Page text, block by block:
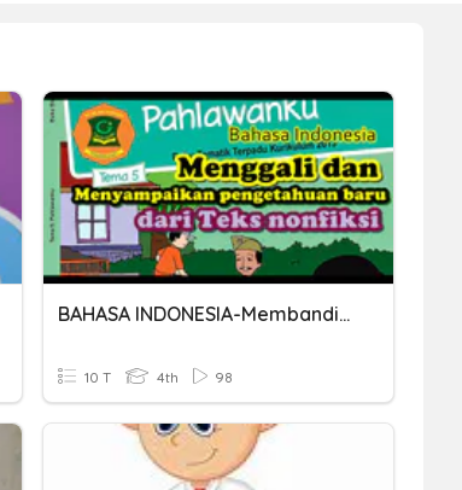
BAHASA INDONESIA-Membandingkan Dua Teks Nonfiksi
10 T 4th 98